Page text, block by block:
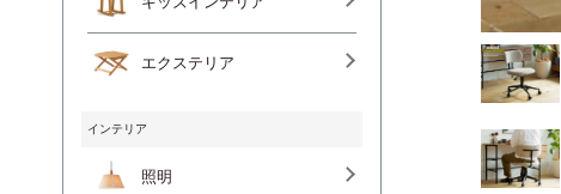
エクステリア
インテリア
照明